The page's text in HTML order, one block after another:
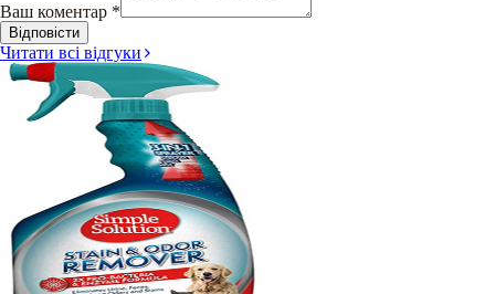
Ваш коментар *
Відповісти
Читати всі відгуки